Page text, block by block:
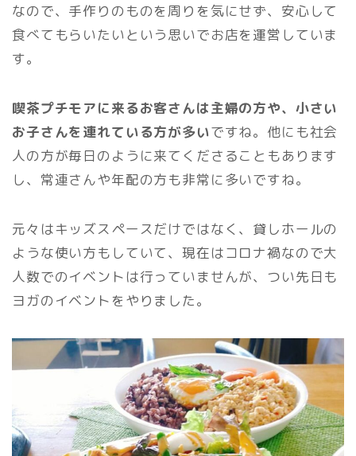
なので、手作りのものを周りを気にせず、安心して
食べてもらいたいという思いでお店を運営していま
す。
喫茶プチモアに来るお客さんは主婦の方や、小さい
お子さんを連れている方が多いですね。他にも社会
人の方が毎日のように来てくださることもあります
し、常連さんや年配の方も非常に多いですね。
元々はキッズスペースだけではなく、貸しホールの
ような使い方もしていて、現在はコロナ禍なので大
人数でのイベントは行っていませんが、つい先日も
ヨガのイベントをやりました。